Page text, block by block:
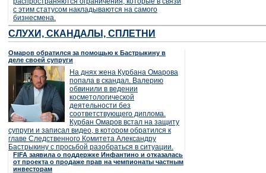
с этим статусом накладываются на самого
бизнесмена.
СЛУХИ, СКАНДАЛЫ, СПЛЕТНИ
Омаров обратился за помощью к Бастрыкину в
деле своей супруги
На днях жена Курбана Омарова
попала в скандал. Валерию
обвинили в ведении
косметологической
деятельности без
соответствующего диплома.
Курбан Омаров встал на защиту
супруги и записал видео, в котором обратился к
главе Следственного Комитета Александру
Бастрыкину с просьбой разобраться в ситуации.
FIFA заявила о поддержке Инфантино и отказалась
от проекта о продаже прав на чемпионаты частным
инвесторам